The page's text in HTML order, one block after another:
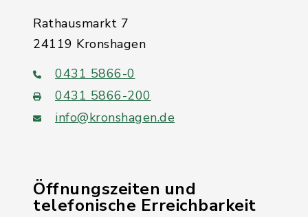
Rathausmarkt 7
24119 Kronshagen
0431 5866-0
0431 5866-200
info@kronshagen.de
Öffnungszeiten und
telefonische Erreichbarkeit